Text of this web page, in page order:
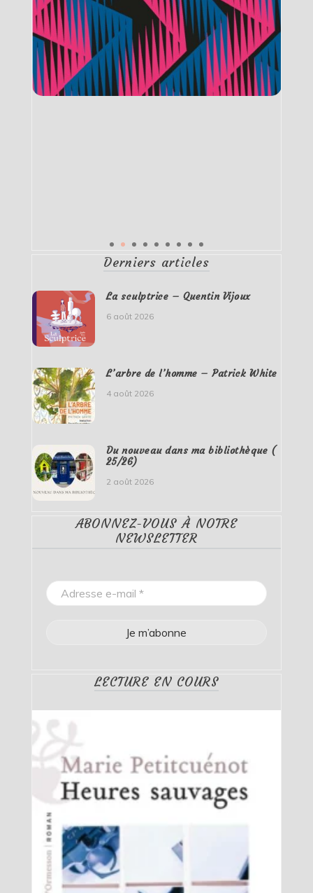
Derniers articles
La sculptrice – Quentin Vijoux
6 août 2026
L’arbre de l’homme – Patrick White
4 août 2026
Du nouveau dans ma bibliothèque (
25/26)
2 août 2026
ABONNEZ-VOUS À NOTRE
NEWSLETTER
LECTURE EN COURS